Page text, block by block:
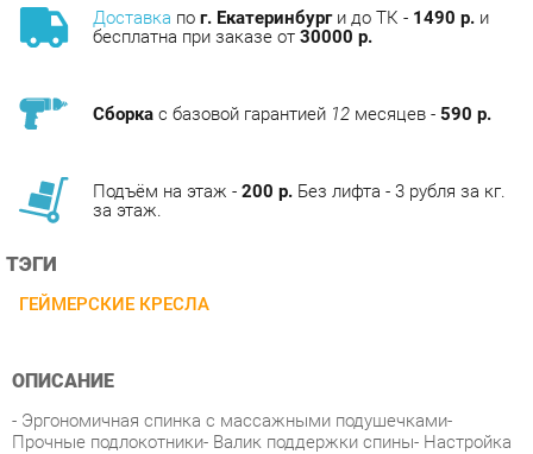
Сборкас базовой гарантией12месяцев -
Подъём на этаж -200 р.Без лифта - 3 рубля за кг.
ТЭГИ
ГЕЙМЕРСКИЕ КРЕСЛА
ОПИСАНИЕ
кресла под вес сидящего Крестовина пластикПодлокотники
черныйПроизводство Белоруссия